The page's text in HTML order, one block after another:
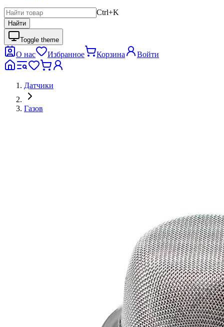
Ctrl+K
Найти
Toggle theme
О нас Избранное Корзина Войти
Датчики
Газов